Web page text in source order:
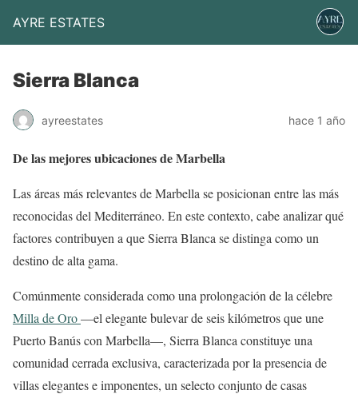
AYRE ESTATES
Sierra Blanca
ayreestates hace 1 año
De las mejores ubicaciones de Marbella
Las áreas más relevantes de Marbella se posicionan entre las más
reconocidas del Mediterráneo. En este contexto, cabe analizar qué
factores contribuyen a que Sierra Blanca se distinga como un
destino de alta gama.
Comúnmente considerada como una prolongación de la célebre
Milla de Oro—el elegante bulevar de seis kilómetros que une
Puerto Banús con Marbella—, Sierra Blanca constituye una
comunidad cerrada exclusiva, caracterizada por la presencia de
villas elegantes e imponentes, un selecto conjunto de casas